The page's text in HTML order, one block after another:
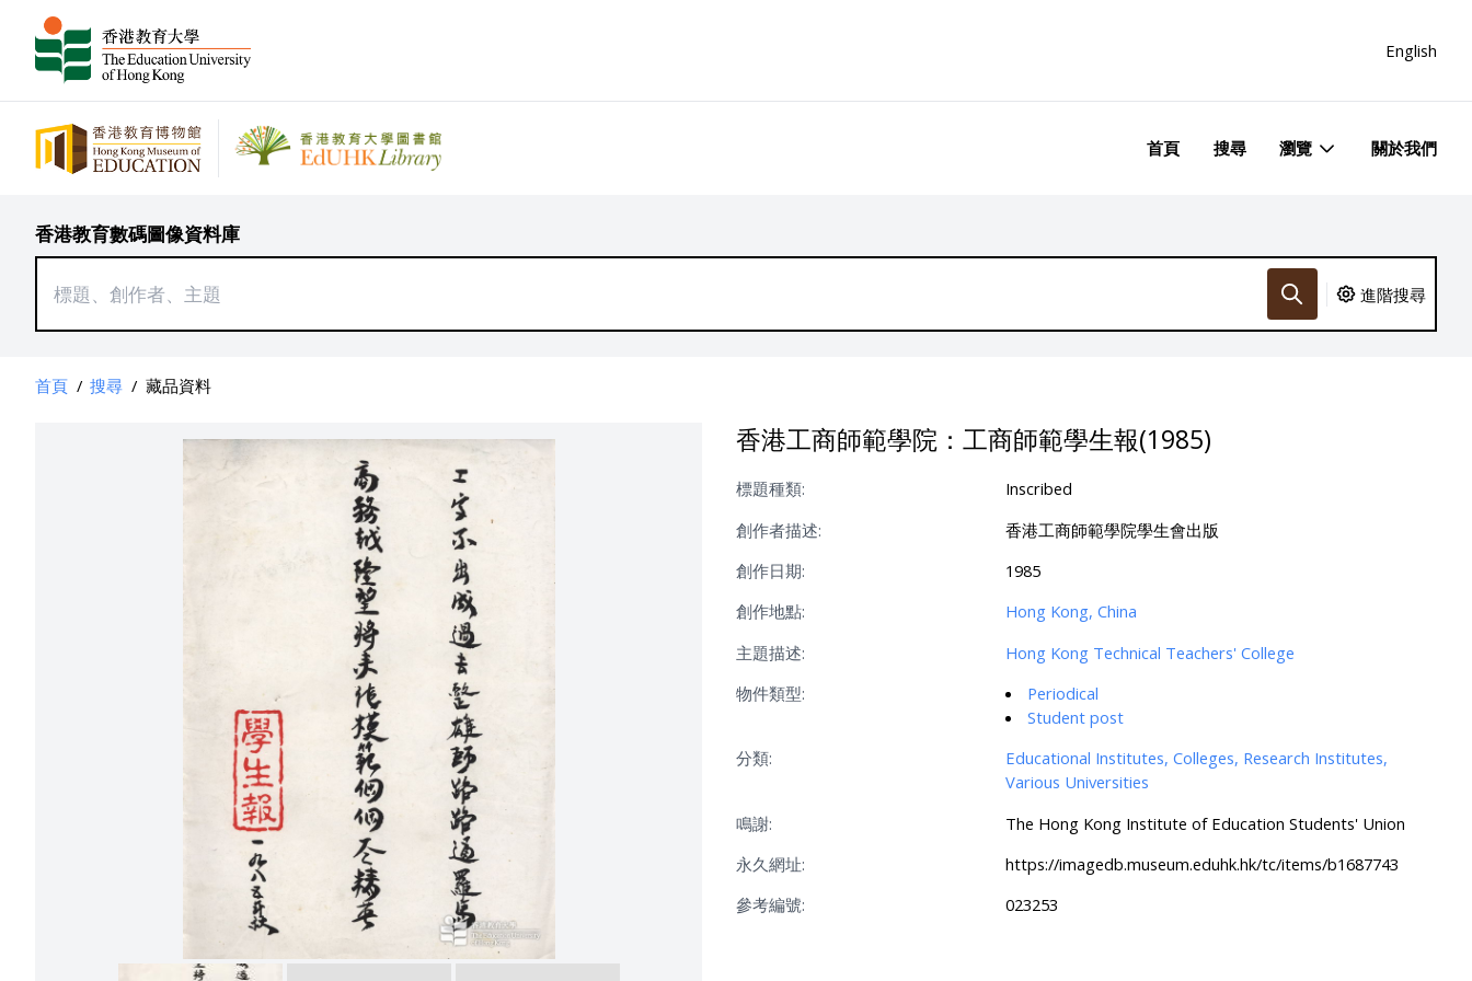
English
首頁 搜尋 瀏覽 關於我們
香港教育數碼圖像資料庫
進階搜尋
首頁 / 搜尋 / 藏品資料
香港工商師範學院：工商師範學生報(1985)
標題種類:
Inscribed
創作者描述:
香港工商師範學院學生會出版
創作日期:
1985
創作地點:
Hong Kong, China
主題描述:
Hong Kong Technical Teachers' College
物件類型:
Periodical
Student post
分類:
Educational Institutes, Colleges, Research Institutes,
Various Universities
鳴謝:
The Hong Kong Institute of Education Students' Union
永久網址:
https://imagedb.museum.eduhk.hk/tc/items/b1687743
參考編號:
023253